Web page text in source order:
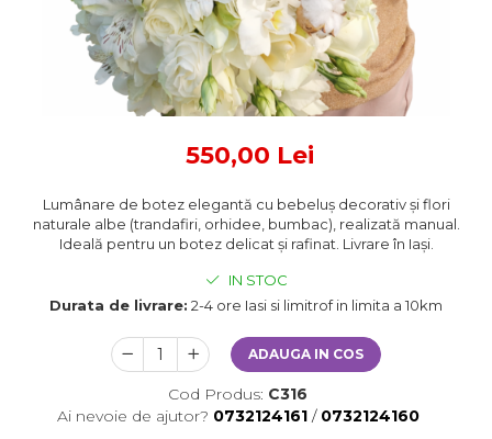
550,00 Lei
Lumânare de botez elegantă cu bebeluș decorativ și flori
naturale albe (trandafiri, orhidee, bumbac), realizată manual.
Ideală pentru un botez delicat și rafinat. Livrare în Iași.
IN STOC
Durata de livrare: 2-4 ore Iasi si limitrof in limita a 10km
ADAUGA IN COS
Cod Produs: C316
Ai nevoie de ajutor? 0732124161 / 0732124160